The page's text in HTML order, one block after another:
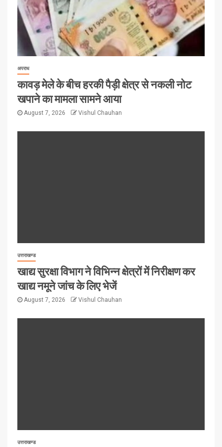
अपराध
कावड़ मेले के बीच हरकी पैड़ी क्षेत्र से नकली नोट
खपाने का मामला सामने आया
August 7, 2026 Vishul Chauhan
उत्तराखण्ड
खाद्य सुरक्षा विभाग ने विभिन्न क्षेत्रों में निरीक्षण कर
खाद्य नमूने जांच के लिए भेजें
August 7, 2026 Vishul Chauhan
उत्तराखण्ड